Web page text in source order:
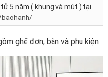
5 năm ( khung và mút ) tại
ghế đơn, bàn và phụ kiện